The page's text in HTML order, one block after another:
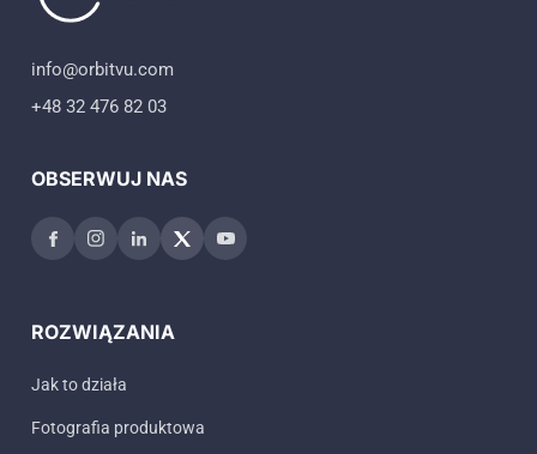
info@orbitvu.com
+48 32 476 82 03
OBSERWUJ NAS
ROZWIĄZANIA
Jak to działa
Fotografia produktowa